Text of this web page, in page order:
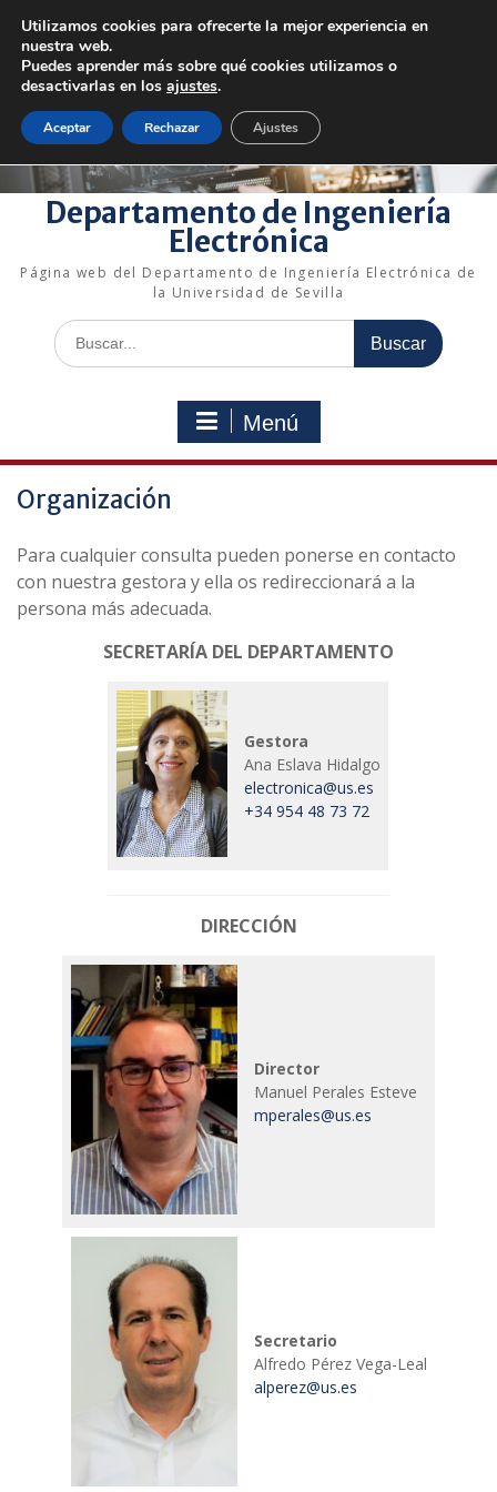
contenido
+34 954 48 73 72 electronica@us.es
Bienvenido a nuestro departamento!
Enlaces rápidos
Departamento de Ingeniería
Electrónica
Página web del Departamento de Ingeniería Electrónica de
la Universidad de Sevilla
Buscar:
Menú
Organización
Para cualquier consulta pueden ponerse en contacto
con nuestra gestora y ella os redireccionará a la
persona más adecuada.
SECRETARÍA DEL DEPARTAMENTO
Gestora
Ana Eslava Hidalgo
electronica@us.es
+34 954 48 73 72
DIRECCIÓN
Director
Manuel Perales Esteve
mperales@us.es
Secretario
Alfredo Pérez Vega-Leal
alperez@us.es
Utilizamos cookies para ofrecerte la mejor experiencia en
nuestra web.
Puedes aprender más sobre qué cookies utilizamos o
desactivarlas en los ajustes.
Aceptar Rechazar Ajustes